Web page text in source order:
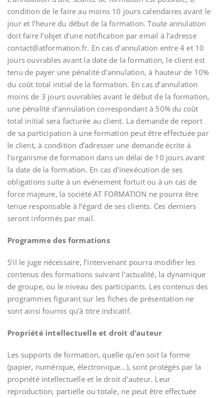
condition de le faire au moins 10 jours calendaires avant le
jour et l’heure du début de la formation. Toute annulation
doit faire l’objet d’une notification par email à l’adresse
contact@atformation.fr. En cas d’annulation entre 4 et 10
jours ouvrables avant la date de la formation, le client est
tenu de payer une pénalité d’annulation, à hauteur de 10%
du coût total initial de la formation. En cas d’annulation
moins de 3 jours ouvrables avant le début de la formation,
une pénalité d’annulation correspondant à 50% du coût
total initial sera facturée au client. La demande de report
de sa participation à une formation peut être effectuée par
le client, à condition d’adresser une demande écrite à
l’organisme de formation dans un délai de 10 jours avant
la date de la formation. En cas d’inexécution de ses
obligations suite à un événement fortuit ou à un cas de
force majeure, la société AT FORMATION ne pourra être
tenue responsable à l’égard de ses clients. Ces derniers
seront informés par mail.
Programme des formations
S’il le juge nécessaire, l’intervenant pourra modifier les
contenus des formations suivant l’actualité, la dynamique
de groupe, ou le niveau des participants. Les contenus des
programmes figurant sur les fiches de présentation ne
sont ainsi fournis qu’à titre indicatif.
Propriété intellectuelle et droit d’auteur
Les supports de formation, quelle qu’en soit la forme
(papier, numérique, électronique…), sont protégés par la
propriété intellectuelle et le droit d’auteur. Leur
reproduction, partielle ou totale, ne peut être effectuée